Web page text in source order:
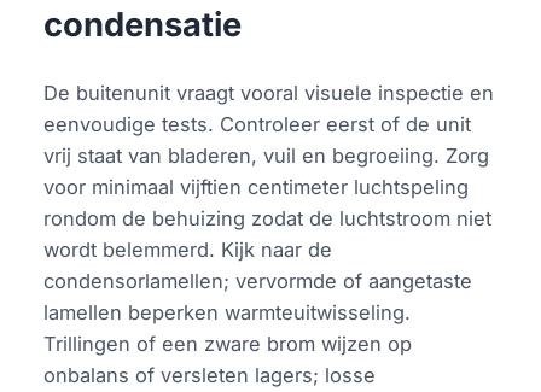
condensatie
De buitenunit vraagt vooral visuele inspectie en
eenvoudige tests. Controleer eerst of de unit
vrij staat van bladeren, vuil en begroeiing. Zorg
voor minimaal vijftien centimeter luchtspeling
rondom de behuizing zodat de luchtstroom niet
wordt belemmerd. Kijk naar de
condensorlamellen; vervormde of aangetaste
lamellen beperken warmteuitwisseling.
Trillingen of een zware brom wijzen op
onbalans of versleten lagers; losse